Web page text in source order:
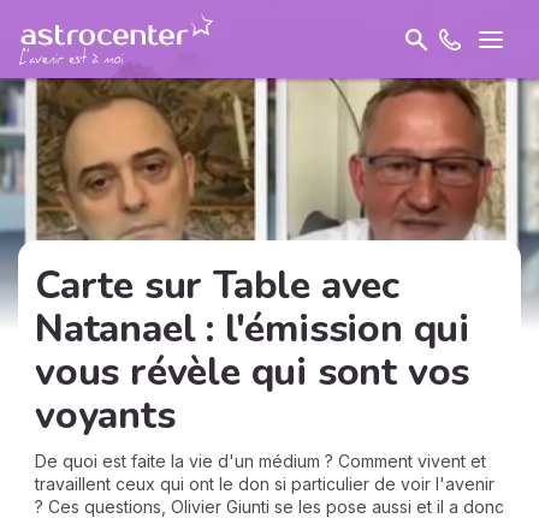
Carte sur Table avec
Natanael : l'émission qui
vous révèle qui sont vos
voyants
De quoi est faite la vie d'un médium ? Comment vivent et
travaillent ceux qui ont le don si particulier de voir l'avenir
? Ces questions, Olivier Giunti se les pose aussi et il a donc